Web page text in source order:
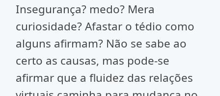
Insegurança? medo? Mera
curiosidade? Afastar o tédio como
alguns afirmam? Não se sabe ao
certo as causas, mas pode-se
afirmar que a fluidez das relações